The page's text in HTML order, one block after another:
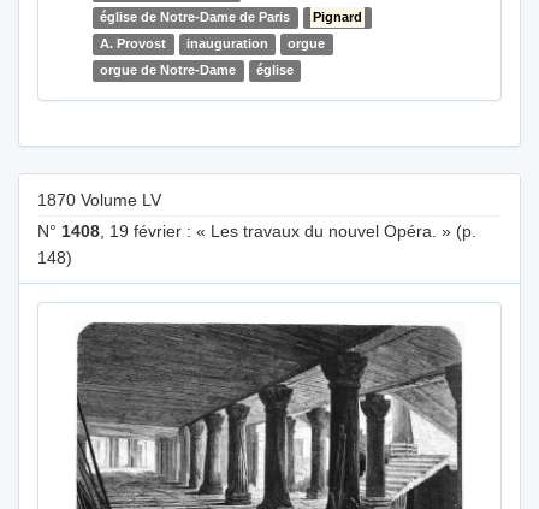
église de Notre-Dame de Paris
Pignard
A. Provost
inauguration
orgue
orgue de Notre-Dame
église
1870 Volume LV
N° 1408 , 19 février : « Les travaux du nouvel Opéra. » (p.
148)